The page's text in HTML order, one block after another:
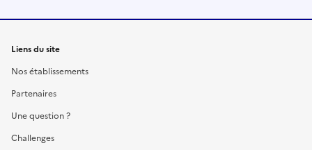
Liens du site
Nos établissements
Partenaires
Une question ?
Challenges